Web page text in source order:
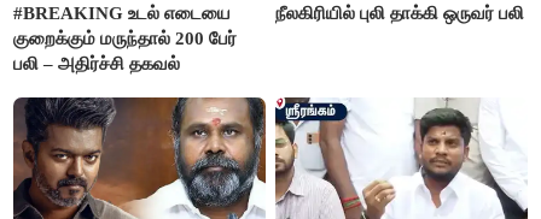
#BREAKING உடல் எடையை
குறைக்கும் மருந்தால் 200 பேர்
பலி – அதிர்ச்சி தகவல்
நீலகிரியில் புலி தாக்கி ஒருவர் பலி